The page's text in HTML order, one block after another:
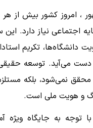
، امروز کشور بیش از هر
اجتماعی نیاز دارد. این
دانشگاه‌ها، تکریم
می‌آید. توسعه حقیقی
نمی‌شود، بلکه
و هویت ملی است.
توجه به جایگاه ویژه